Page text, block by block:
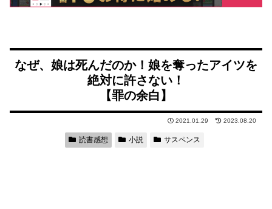
なぜ、娘は死んだのか！娘を奪ったアイツを
絶対に許さない！
【罪の余白】
2021.01.29 2023.08.20
読書感想 小説 サスペンス